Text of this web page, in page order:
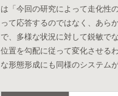
は「今回の研究によって走化性
って応答するのではなく、あら
で、多様な状況に対して鋭敏で
位置を勾配に従って変化させる
な形態形成にも同様のシステム